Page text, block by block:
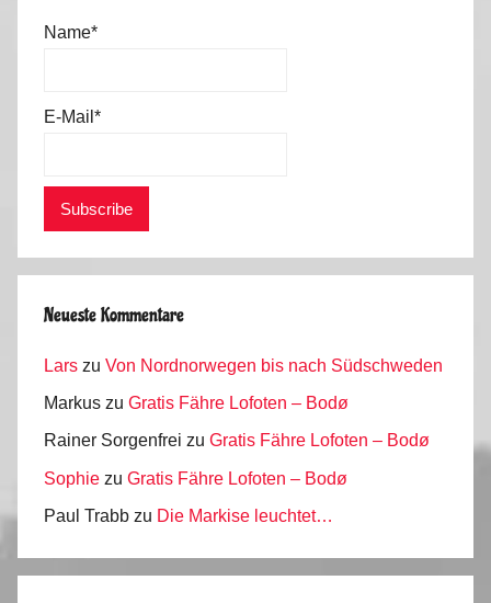
Name*
E-Mail*
Neueste Kommentare
Lars zu Von Nordnorwegen bis nach Südschweden
Markus zu Gratis Fähre Lofoten – Bodø
Rainer Sorgenfrei zu Gratis Fähre Lofoten – Bodø
Sophie zu Gratis Fähre Lofoten – Bodø
Paul Trabb zu Die Markise leuchtet…